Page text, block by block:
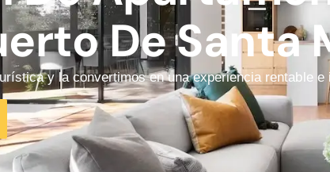
De Santa
y la convertimos en una experiencia rentable e